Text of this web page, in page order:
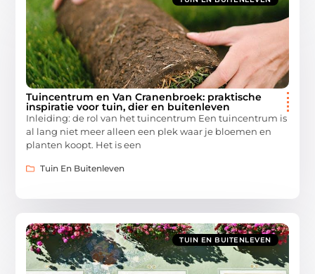
Tuincentrum en Van Cranenbroek: praktische
inspiratie voor tuin, dier en buitenleven
Inleiding: de rol van het tuincentrum Een tuincentrum is
al lang niet meer alleen een plek waar je bloemen en
planten koopt. Het is een
Tuin En Buitenleven
TUIN EN BUITENLEVEN